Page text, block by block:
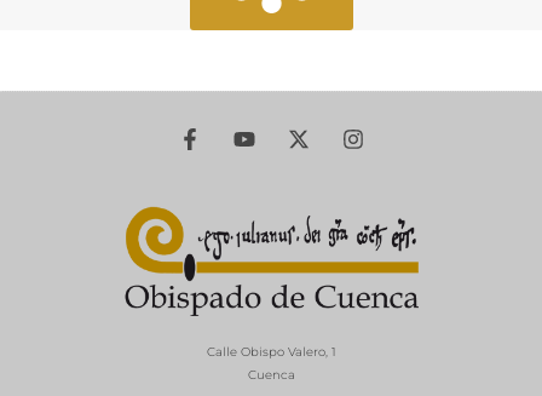
Calle Obispo Valero, 1
Cuenca